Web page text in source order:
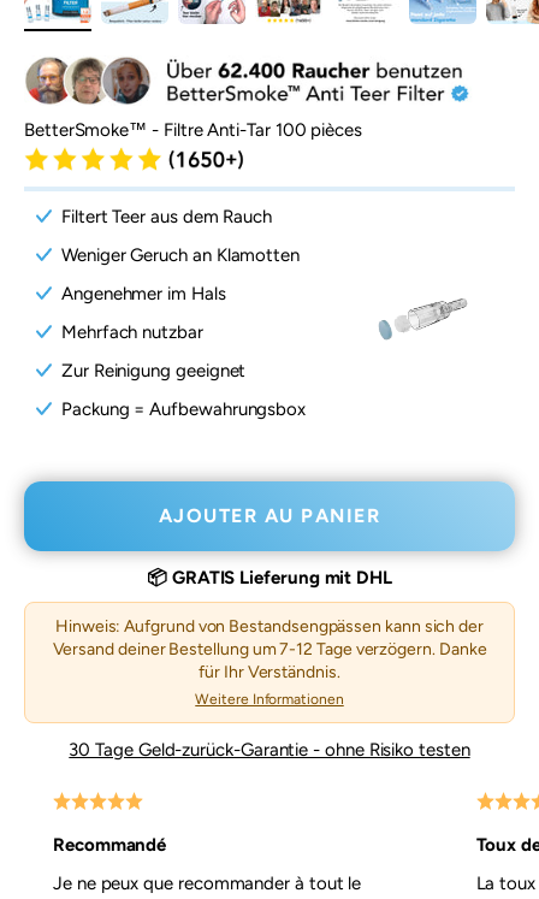
BetterSmoke™ - Filtre Anti-Tar 100 pièces
Filtert Teer aus dem Rauch
Weniger Geruch an Klamotten
Angenehmer im Hals
Mehrfach nutzbar
Zur Reinigung geeignet
Packung = Aufbewahrungsbox
AJOUTER AU PANIER
📦 GRATIS Lieferung mit DHL
Hinweis: Aufgrund von Bestandsengpässen kann sich der
Versand deiner Bestellung um 7-12 Tage verzögern. Danke
für Ihr Verständnis.
Weitere Informationen
30 Tage Geld-zurück-Garantie - ohne Risiko testen
Recommandé
Je ne peux que recommander à tout le
Toux
La